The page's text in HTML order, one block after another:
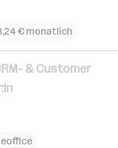
€ monatlich
& Customer